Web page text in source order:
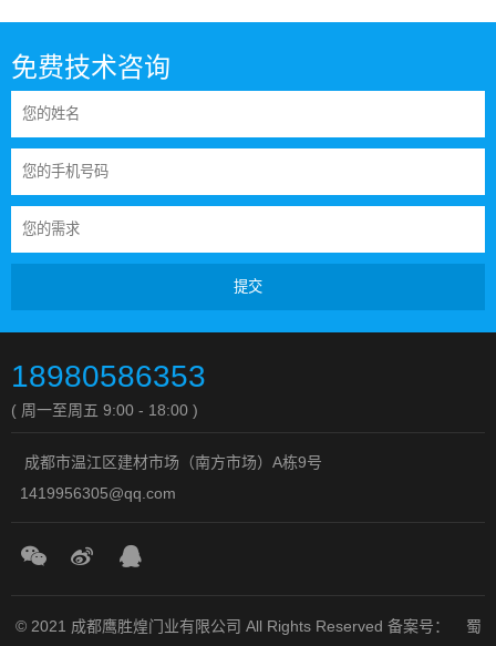
免费技术咨询
提交
18980586353
( 周一至周五 9:00 - 18:00 )
成都市温江区建材市场（南方市场）A栋9号
1419956305@qq.com
© 2021 成都鹰胜煌门业有限公司 All Rights Reserved 备案号：
蜀